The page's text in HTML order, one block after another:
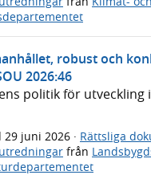
robust och
2026:46
politik för utveckling
29 juni 2026 · Rättsliga
från